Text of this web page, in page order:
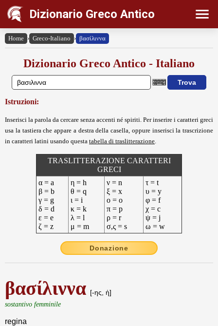
Dizionario Greco Antico
Home › Greco-Italiano › βασίλιννα
Dizionario Greco Antico - Italiano
Istruzioni:
Inserisci la parola da cercare senza accenti né spiriti. Per inserire i caratteri greci
usa la tastiera che appare a destra della casella, oppure inserisci la trascrizione
in caratteri latini usando questa tabella di traslitterazione
TRASLITTERAZIONE CARATTERI
GRECI
α = a
β = b
γ = g
δ = d
ε = e
ζ = z
η = h
θ = q
ι = i
κ = k
λ = l
μ = m
ν = n
ξ = x
ο = o
π = p
ρ = r
σ,ς = s
τ = t
υ = y
φ = f
χ = c
ψ = j
ω = w
Donazione
βασίλιννα [-ης, ἡ]
sostantivo femminile
regina